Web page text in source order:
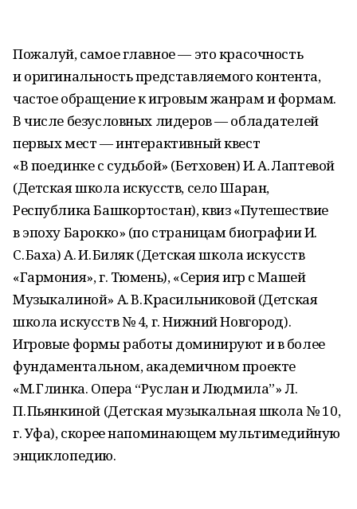
Пожалуй, самое главное — это красочность
и оригинальность представляемого контента,
частое обращение к игровым жанрам и формам.
В числе безусловных лидеров — обладателей
первых мест — интерактивный квест
«В поединке с судьбой» (Бетховен) И. А. Лаптевой
(Детская школа искусств, село Шаран,
Республика Башкортостан), квиз «Путешествие
в эпоху Барокко» (по страницам биографии И.
С. Баха) А. И. Биляк (Детская школа искусств
«Гармония», г. Тюмень), «Серия игр с Машей
Музыкалиной» А. В. Красильниковой (Детская
школа искусств № 4, г. Нижний Новгород).
Игровые формы работы доминируют и в более
фундаментальном, академичном проекте
«М. Глинка. Опера “Руслан и Людмила”» Л.
П. Пьянкиной (Детская музыкальная школа № 10,
г. Уфа), скорее напоминающем мультимедийную
энциклопедию.